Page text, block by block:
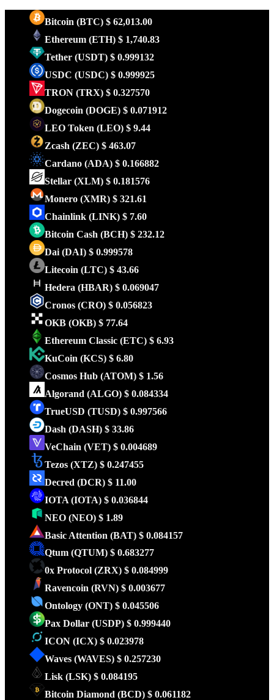
Bitcoin (BTC) $ 62,013.00
Ethereum (ETH) $ 1,740.83
Tether (USDT) $ 0.999132
USDC (USDC) $ 0.999925
TRON (TRX) $ 0.327570
Dogecoin (DOGE) $ 0.071912
LEO Token (LEO) $ 9.44
Zcash (ZEC) $ 463.07
Cardano (ADA) $ 0.166882
Stellar (XLM) $ 0.181576
Monero (XMR) $ 321.61
Chainlink (LINK) $ 7.60
Bitcoin Cash (BCH) $ 232.12
Dai (DAI) $ 0.999578
Litecoin (LTC) $ 43.66
Hedera (HBAR) $ 0.069047
Cronos (CRO) $ 0.056823
OKB (OKB) $ 77.64
Ethereum Classic (ETC) $ 6.93
KuCoin (KCS) $ 6.80
Cosmos Hub (ATOM) $ 1.56
Algorand (ALGO) $ 0.084334
TrueUSD (TUSD) $ 0.997566
Dash (DASH) $ 33.86
VeChain (VET) $ 0.004689
Tezos (XTZ) $ 0.247455
Decred (DCR) $ 11.00
IOTA (IOTA) $ 0.036844
NEO (NEO) $ 1.89
Basic Attention (BAT) $ 0.084157
Qtum (QTUM) $ 0.683277
0x Protocol (ZRX) $ 0.084999
Ravencoin (RVN) $ 0.003677
Ontology (ONT) $ 0.045506
Pax Dollar (USDP) $ 0.999440
ICON (ICX) $ 0.023978
Waves (WAVES) $ 0.257230
Lisk (LSK) $ 0.084195
Bitcoin Diamond (BCD) $ 0.061182